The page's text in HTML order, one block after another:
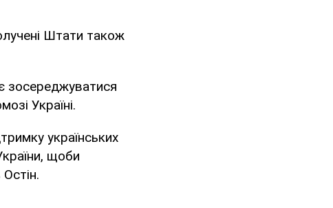
Штати також
зосереджуватися
Україні.
українських
щоби